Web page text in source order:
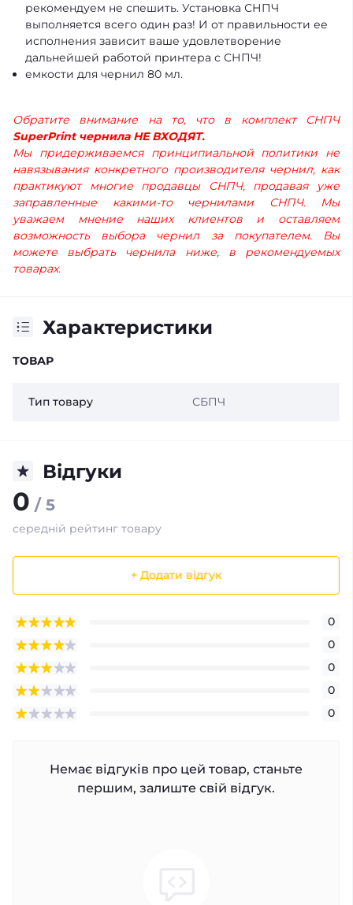
рекомендуем не спешить. Установка СНПЧ
выполняется всего один раз! И от правильности ее
исполнения зависит ваше удовлетворение
дальнейшей работой принтера с СНПЧ!
емкости для чернил 80 мл.
Обратите внимание на то, что в комплект СНПЧ
SuperPrint чернила НЕ ВХОДЯТ.
Мы придерживаемся принципиальной политики не
навязывания конкретного производителя чернил, как
практикуют многие продавцы СНПЧ, продавая уже
заправленные какими-то чернилами СНПЧ. Мы
уважаем мнение наших клиентов и оставляем
возможность выбора чернил за покупателем. Вы
можете выбрать чернила ниже, в рекомендуемых
товарах.
Характеристики
ТОВАР
Тип товару СБПЧ
Відгуки
0 / 5
середній рейтинг товару
+ Додати відгук
0
0
0
0
0
Немає відгуків про цей товар, станьте
першим, залиште свій відгук.